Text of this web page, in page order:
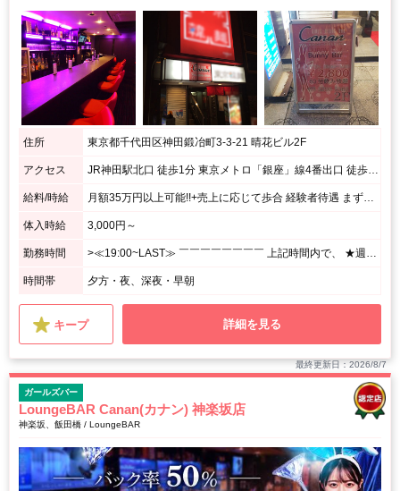
住所 東京都千代田区神田鍛冶町3-3-21 晴花ビル2F
アクセス JR神田駅北口 徒歩1分 東京メトロ「銀座」線4番出口 徒歩10秒 神田駅中央道り沿い 明治書店とソフトバンクの間、1階が東京韓麺さんのビル2Fです。
給料/時給 月額35万円以上可能!!+売上に応じて歩合 経験者待遇 まずはご相談ください
体入時給 3,000円～
勤務時間 >≪19:00~LAST≫ ￣￣￣￣￣￣￣￣ 上記時間内で、 ★週1日、1日3h~OK! <あなたのペースで勤務OK♪> ⌒⌒⌒⌒⌒⌒⌒⌒⌒⌒⌒⌒⌒⌒⌒⌒⌒⌒⌒ 月1回の出勤でもシフト調整OK! シフトの融通がきくので、 プライベート優先で無理せずに働けます☆
時間帯 夕方・夜、深夜・早朝
キープ 詳細を見る
最終更新日：2026/8/7
ガールズバー
LoungeBAR Canan(カナン) 神楽坂店
神楽坂、飯田橋 / LoungeBAR